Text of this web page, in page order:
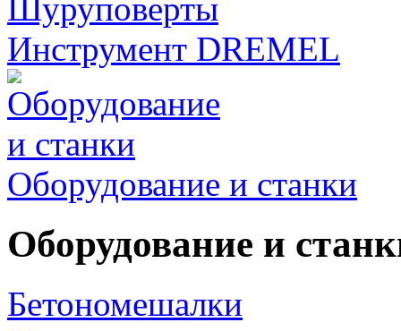
Шуруповерты
Инструмент DREMEL
Оборудование и станки
Оборудование и
Бетономешалки